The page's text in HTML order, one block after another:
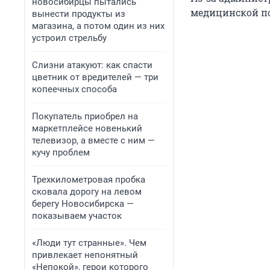
вынести продукты из
магазина, а потом один из них
устроил стрельбу
Слизни атакуют: как спасти
цветник от вредителей — три
копеечных способа
Покупатель приобрел на
маркетплейсе новенький
телевизор, а вместе с ним —
кучу проблем
Трехкилометровая пробка
сковала дорогу на левом
берегу Новосибирска —
показываем участок
«Люди тут странные». Чем
привлекает непонятный
«Непокой», герои которого
медицинской